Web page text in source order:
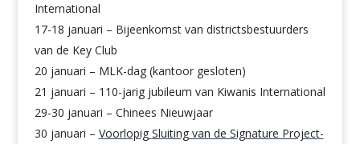
International
17-18 januari – Bijeenkomst van districtsbestuurders
van de Key Club
20 januari – MLK-dag (kantoor gesloten)
21 januari – 110-jarig jubileum van Kiwanis International
29-30 januari – Chinees Nieuwjaar
30 januari – Voorlopig Sluiting van de Signature Project-